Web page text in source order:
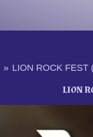
» LION ROCK FEST
LION